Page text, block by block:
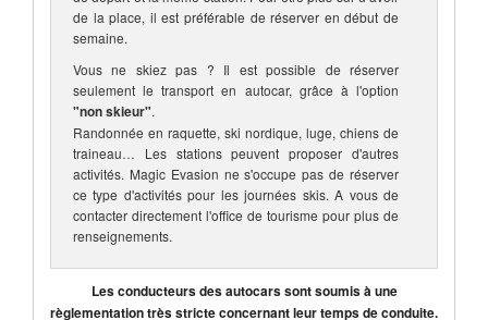
de la place, il est préférable de réserver en début de
semaine.
Vous ne skiez pas ? Il est possible de réserver
seulement le transport en autocar, grâce à l'option
"non skieur".
Randonnée en raquette, ski nordique, luge, chiens de
traineau… Les stations peuvent proposer d'autres
activités. Magic Evasion ne s'occupe pas de réserver
ce type d'activités pour les journées skis. A vous de
contacter directement l'office de tourisme pour plus de
renseignements.
Les conducteurs des autocars sont soumis à une
règlementation très stricte concernant leur temps de conduite.